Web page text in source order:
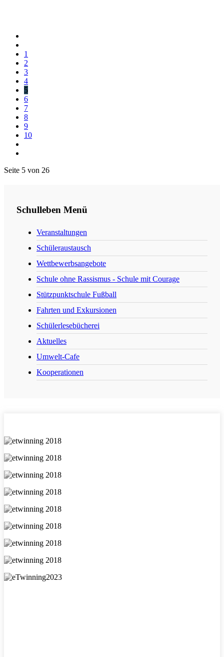
1
2
3
4
5
6
7
8
9
10
Seite 5 von 26
Schulleben Menü
Veranstaltungen
Schüleraustausch
Wettbewerbsangebote
Schule ohne Rassismus - Schule mit Courage
Stützpunktschule Fußball
Fahrten und Exkursionen
Schülerlesebücherei
Aktuelles
Umwelt-Cafe
Kooperationen